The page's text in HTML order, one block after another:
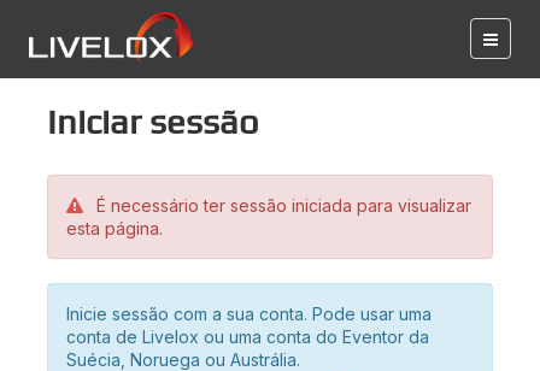
Iniciar sessão
É necessário ter sessão iniciada para visualizar
esta página.
Inicie sessão com a sua conta. Pode usar uma
conta de Livelox ou uma conta do Eventor da
Suécia, Noruega ou Austrália.